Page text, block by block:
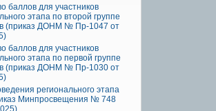
баллов для участников
этапа по второй группе
(приказ ДОНМ № Пр-1047 от
баллов для участников
этапа по первой группе
(приказ ДОНМ № Пр-1030 от
регионального этапа
Минпросвещения № 748